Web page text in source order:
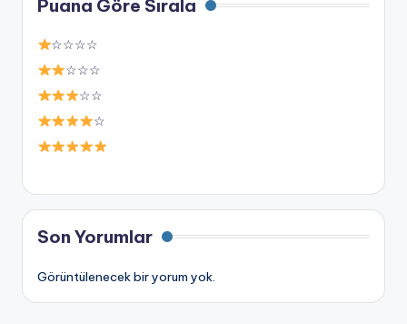
Puana Göre Sırala
☆☆☆☆
☆☆☆
☆☆
☆
Son Yorumlar
Görüntülenecek bir yorum yok.